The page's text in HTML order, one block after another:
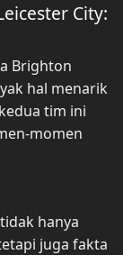
City:
Brighton
hal menarik
tim ini
momen
hanya
juga fakta